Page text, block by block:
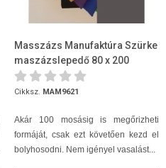
Masszázs Manufaktúra Szürke
maszázslepedő 80 x 200
Cikksz. MAM9621
Akár 100 mosásig is megőrizheti
formáját, csak ezt követően kezd el
bolyhosodni. Nem igényel vasalást...